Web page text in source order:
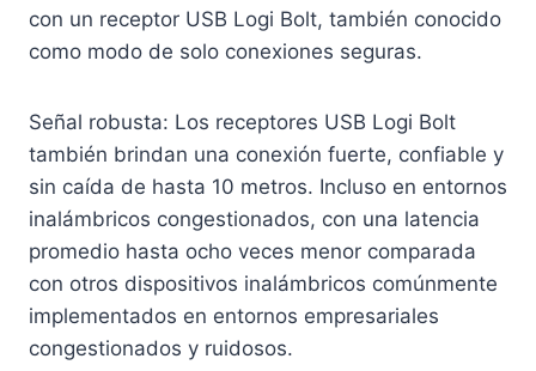
con un receptor USB Logi Bolt, también conocido
como modo de solo conexiones seguras.
Señal robusta: Los receptores USB Logi Bolt
también brindan una conexión fuerte, confiable y
sin caída de hasta 10 metros. Incluso en entornos
inalámbricos congestionados, con una latencia
promedio hasta ocho veces menor comparada
con otros dispositivos inalámbricos comúnmente
implementados en entornos empresariales
congestionados y ruidosos.